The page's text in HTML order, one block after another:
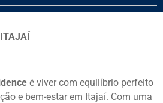
ITAJAÍ
é viver com equilíbrio perfeito
e bem-estar em Itajaí. Com uma